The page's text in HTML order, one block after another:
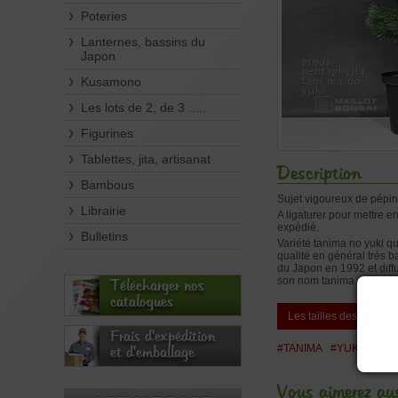
Poteries
Lanternes, bassins du
Japon
Kusamono
Les lots de 2, de 3 .....
Figurines
Tablettes, jita, artisanat
Bambous
Librairie
Bulletins
Télécharger nos
catalogues
Frais d'expédition
et d'emballage
Description
Sujet vigoureux de
A ligaturer pour mettre
expédié.
Variété tanima no yuki
qualité en général très
du Japon en 1992 et
son nom tanima no yuki
Les tailles des
#TANIMA #YUKI
Vous aimerez